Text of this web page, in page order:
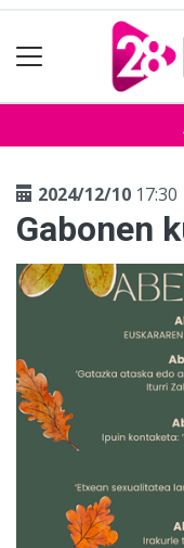
2024/12/10 17:30
Gabonen